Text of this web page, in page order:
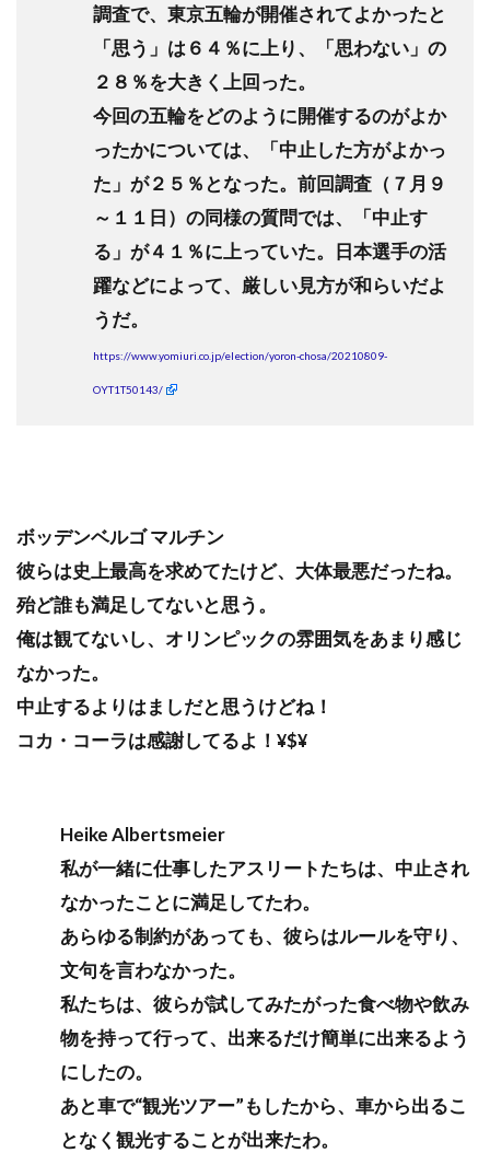
調査で、東京五輪が開催されてよかったと
「思う」は６４％に上り、「思わない」の
２８％を大きく上回った。
今回の五輪をどのように開催するのがよか
ったかについては、「中止した方がよかっ
た」が２５％となった。前回調査（７月９
～１１日）の同様の質問では、「中止す
る」が４１％に上っていた。日本選手の活
躍などによって、厳しい見方が和らいだよ
うだ。
https://www.yomiuri.co.jp/election/yoron-chosa/20210809-
OYT1T50143/
ボッデンベルゴ マルチン
彼らは史上最高を求めてたけど、大体最悪だったね。
殆ど誰も満足してないと思う。
俺は観てないし、オリンピックの雰囲気をあまり感じ
なかった。
中止するよりはましだと思うけどね！
コカ・コーラは感謝してるよ！¥$¥
Heike Albertsmeier
私が一緒に仕事したアスリートたちは、中止され
なかったことに満足してたわ。
あらゆる制約があっても、彼らはルールを守り、
文句を言わなかった。
私たちは、彼らが試してみたがった食べ物や飲み
物を持って行って、出来るだけ簡単に出来るよう
にしたの。
あと車で“観光ツアー”もしたから、車から出るこ
となく観光することが出来たわ。